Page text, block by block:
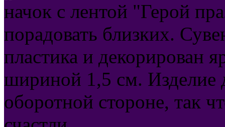
начок с лентой "Герой
порадовать близких.
пластика и декорирован
шириной 1,5 см. Изделие
оборотной стороне, так